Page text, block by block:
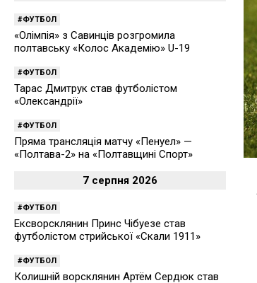
ФУТБОЛ
«Олімпія» з Савинців розгромила
полтавську «Колос Академію» U-19
ФУТБОЛ
Тарас Дмитрук став футболістом
«Олександрії»
ФУТБОЛ
Пряма трансляція матчу «Пенуел» —
«Полтава-2» на «Полтавщині Спорт»
7 серпня 2026
ФУТБОЛ
Ексворсклянин Принс Чібуезе став
футболістом стрийської «Скали 1911»
ФУТБОЛ
Колишній ворсклянин Артём Сердюк став